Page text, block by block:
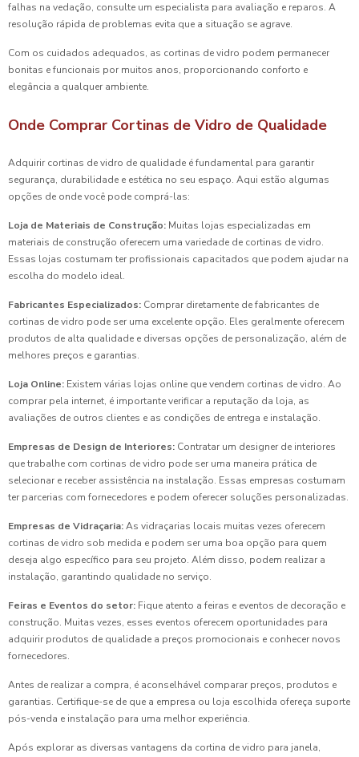
falhas na vedação, consulte um especialista para avaliação e reparos. A
resolução rápida de problemas evita que a situação se agrave.
Com os cuidados adequados, as cortinas de vidro podem permanecer
bonitas e funcionais por muitos anos, proporcionando conforto e
elegância a qualquer ambiente.
Onde Comprar Cortinas de Vidro de Qualidade
Adquirir cortinas de vidro de qualidade é fundamental para garantir
segurança, durabilidade e estética no seu espaço. Aqui estão algumas
opções de onde você pode comprá-las:
Loja de Materiais de Construção: Muitas lojas especializadas em
materiais de construção oferecem uma variedade de cortinas de vidro.
Essas lojas costumam ter profissionais capacitados que podem ajudar na
escolha do modelo ideal.
Fabricantes Especializados: Comprar diretamente de fabricantes de
cortinas de vidro pode ser uma excelente opção. Eles geralmente oferecem
produtos de alta qualidade e diversas opções de personalização, além de
melhores preços e garantias.
Loja Online: Existem várias lojas online que vendem cortinas de vidro. Ao
comprar pela internet, é importante verificar a reputação da loja, as
avaliações de outros clientes e as condições de entrega e instalação.
Empresas de Design de Interiores: Contratar um designer de interiores
que trabalhe com cortinas de vidro pode ser uma maneira prática de
selecionar e receber assistência na instalação. Essas empresas costumam
ter parcerias com fornecedores e podem oferecer soluções personalizadas.
Empresas de Vidraçaria:As vidraçarias locais muitas vezes oferecem
cortinas de vidro sob medida e podem ser uma boa opção para quem
deseja algo específico para seu projeto. Além disso, podem realizar a
instalação, garantindo qualidade no serviço.
Feiras e Eventos do setor: Fique atento a feiras e eventos de decoração e
construção. Muitas vezes, esses eventos oferecem oportunidades para
adquirir produtos de qualidade a preços promocionais e conhecer novos
fornecedores.
Antes de realizar a compra, é aconselhável comparar preços, produtos e
garantias. Certifique-se de que a empresa ou loja escolhida ofereça suporte
pós-venda e instalação para uma melhor experiência.
Após explorar as diversas vantagens da cortina de vidro para janela,